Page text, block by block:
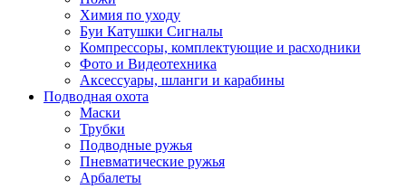
Химия по уходу
Буи Катушки Сигналы
Компрессоры, комплектующие и расходники
Фото и Видеотехника
Аксессуары, шланги и карабины
Подводная охота
Маски
Трубки
Подводные ружья
Пневматические ружья
Арбалеты